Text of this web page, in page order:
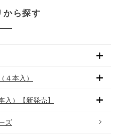
から探す
４本入）
入）【新発売】
ズ